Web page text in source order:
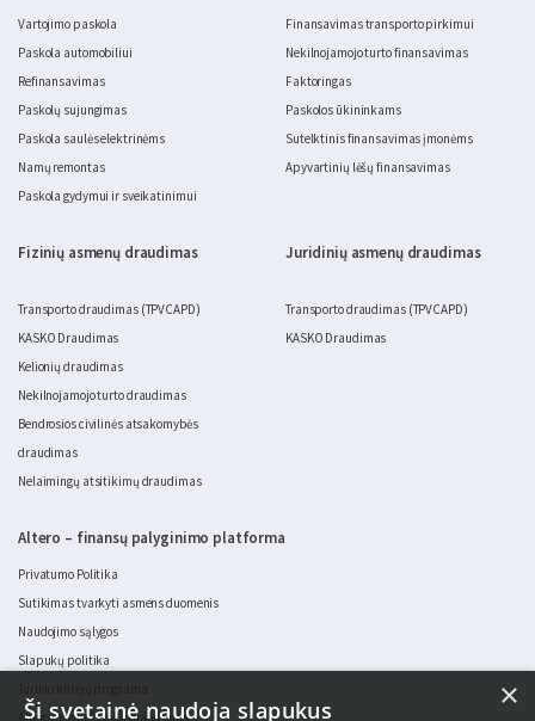
Vartojimo paskola
Paskola automobiliui
Refinansavimas
Paskolų sujungimas
Paskola saulės elektrinėms
Namų remontas
Paskola gydymui ir sveikatinimui
Finansavimas transporto pirkimui
Nekilnojamojo turto finansavimas
Faktoringas
Paskolos ūkininkams
Sutelktinis finansavimas įmonėms
Apyvartinių lėšų finansavimas
Fizinių asmenų draudimas
Transporto draudimas (TPVCAPD)
KASKO Draudimas
Kelionių draudimas
Nekilnojamojo turto draudimas
Bendrosios civilinės atsakomybės
draudimas
Nelaimingų atsitikimų draudimas
Juridinių asmenų draudimas
Transporto draudimas (TPVCAPD)
KASKO Draudimas
Altero – finansų palyginimo platforma
Privatumo Politika
Sutikimas tvarkyti asmens duomenis
Naudojimo sąlygos
Slapukų politika
Altero kredito įmokų draudimas
×
Ši svetainė naudoja slapukus